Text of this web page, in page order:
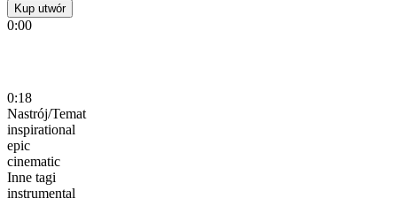
Kup utwór
0:00
0:18
Nastrój/Temat
inspirational
epic
cinematic
Inne tagi
instrumental